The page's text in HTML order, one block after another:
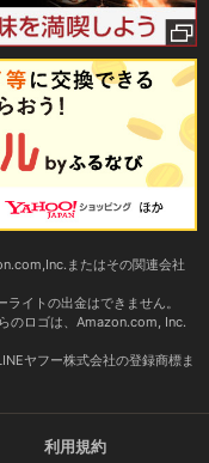
またはその関連会社
イトの出金はできません。
のロゴは、Amazon.com, Inc.
ヤフー株式会社の登録商標ま
利用規約